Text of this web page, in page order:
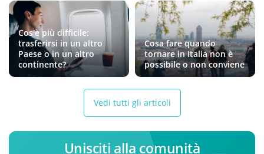
Cos'è più difficile:
trasferirsi in un altro
Paese o in un altro
continente?
Cosa fare quando
tornare in Italia non è
possibile o non conviene
Vedi tutti gli articoli
Unisciti alla comunità